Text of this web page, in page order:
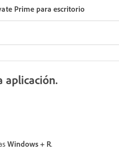
Prime para escritorio
aplicación.
Windows + R.